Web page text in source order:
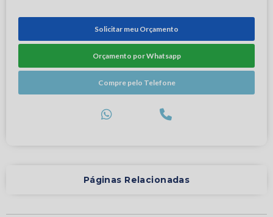
Solicitar meu Orçamento
Orçamento por Whatsapp
Compre pelo Telefone
Páginas Relacionadas